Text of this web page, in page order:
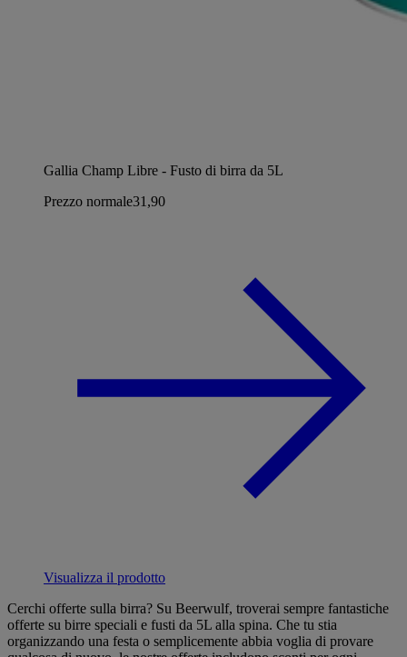
Gallia Champ Libre - Fusto di birra da 5L
Prezzo normale31,90
Visualizza il prodotto
Cerchi offerte sulla birra? Su Beerwulf, troverai sempre fantastiche
offerte su birre speciali e fusti da 5L alla spina. Che tu stia
organizzando una festa o semplicemente abbia voglia di provare